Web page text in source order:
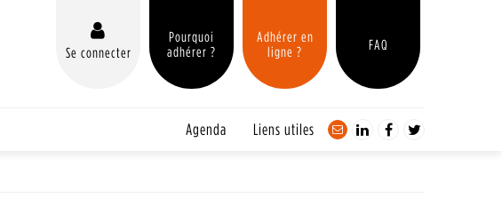
Se connecter
Pourquoi
adhérer ?
Adhérer en
ligne ?
FAQ
Agenda Liens utiles